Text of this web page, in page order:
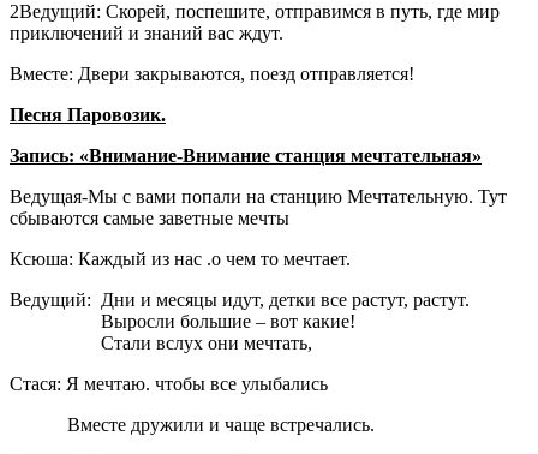
2Ведущий: Скорей, поспешите, отправимся в путь, где мир
приключений и знаний вас ждут.
Вместе: Двери закрываются, поезд отправляется!
Песня Паровозик.
Запись: «Внимание-Внимание станция мечтательная»
Ведущая-Мы с вами попали на станцию Мечтательную. Тут
сбываются самые заветные мечты
Ксюша: Каждый из нас .о чем то мечтает.
Ведущий: Дни и месяцы идут, детки все растут, растут.
Выросли большие – вот какие!
Стали вслух они мечтать,
Стася: Я мечтаю. чтобы все улыбались
Вместе дружили и чаще встречались.